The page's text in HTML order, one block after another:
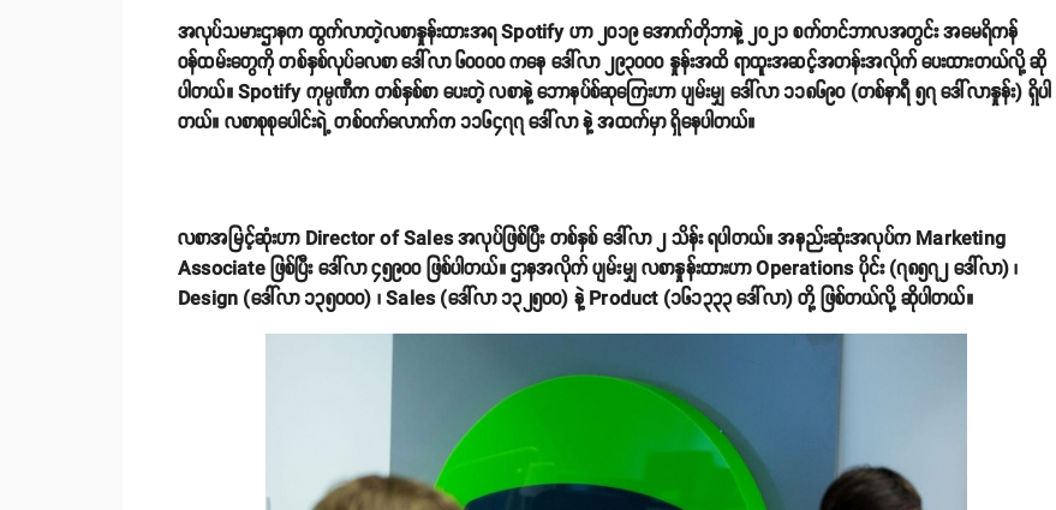
အလုပ်သမားဌာနက ထွက်လာတဲ့လစာနှုန်းထားအရ Spotify ဟာ ၂၀၁၉ အောက်တိုဘာနဲ့ ၂၀၂၁ စက်တင်ဘာလအတွင်း အမေရိကန်
ဝန်ထမ်းတွေကို တစ်နှစ်လုပ်ခလစာ ဒေါ်လာ ၆၀၀၀၀ ကနေ ဒေါ်လာ ၂၉၃၀၀၀ နှုန်းအထိ ရာထူးအဆင့်အတန်းအလိုက် ပေးထားတယ်လို့ ဆို
ပါတယ်။ Spotify ကုမ္ပဏီက တစ်နှစ်စာ ပေးတဲ့ လစာနဲ့ ဘောနပ်စ်ဆုကြေးဟာ ပျမ်းမျှ ဒေါ်လာ ၁၁၈၆၉၀ (တစ်နာရီ ၅၇ ဒေါ်လာနှုန်း) ရှိပါ
တယ်။ လစာစုစုပေါင်းရဲ့ တစ်ဝက်လောက်က ၁၁၆၄၇၇ ဒေါ်လာ နဲ့ အထက်မှာ ရှိနေပါတယ်။
လစာအမြင့်ဆုံးဟာ Director of Sales အလုပ်ဖြစ်ပြီး တစ်နှစ် ဒေါ်လာ ၂ သိန်း ရပါတယ်။ အနည်းဆုံးအလုပ်က Marketing
Associate ဖြစ်ပြီး ဒေါ်လာ ၄၅၉၀၀ ဖြစ်ပါတယ်။ ဌာနအလိုက် ပျမ်းမျှ လစာနှုန်းထားဟာ Operations ပိုင်း (၇၈၅၇၂ ဒေါ်လာ) ၊
Design (ဒေါ်လာ ၁၃၅၀၀၀) ၊ Sales (ဒေါ်လာ ၁၃၂၅၀၀) နဲ့ Product (၁၆၁၃၃၃ ဒေါ်လာ) တို့ ဖြစ်တယ်လို့ ဆိုပါတယ်။